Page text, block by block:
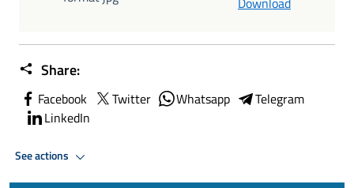
Share:
Facebook Twitter Whatsapp
Telegram
LinkedIn
See actions